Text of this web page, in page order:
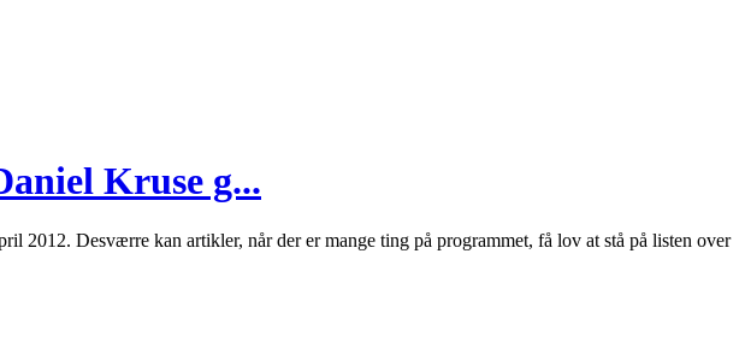
Kruse g...
2012. Desværre kan artikler, når der er mange ting på programmet, få lov at stå på listen over